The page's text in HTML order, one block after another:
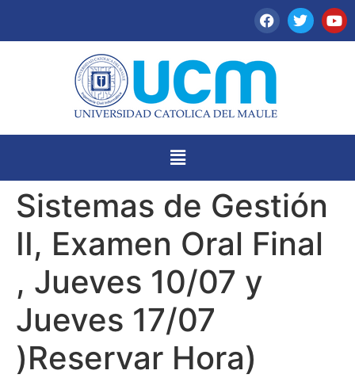
Sistemas de Gestión
II, Examen Oral Final
, Jueves 10/07 y
Jueves 17/07
)Reservar Hora)